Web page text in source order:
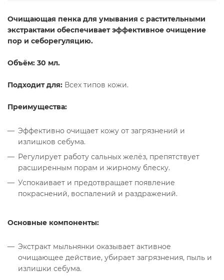
Очищающая пенка для умывания с растительными
экстрактами обеспечивает эффективное очищение
пор и себорегуляцию.
Объём: 30 мл.
Подходит для: Всех типов кожи.
Преимущества:
Эффективно очищает кожу от загрязнений и
излишков себума.
Регулирует работу сальных желёз, препятствует
расширенным порам и жирному блеску.
Успокаивает и предотвращает появление
покраснений, воспалений и раздражений.
Основные компоненты:
Экстракт мыльнянки оказывает активное
очищающее действие, убирает загрязнения, пыль и
излишки себума.